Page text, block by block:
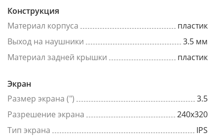
Конструкция
Материал корпуса
пластик
Выход на наушники
3.5 мм
Материал задней крышки
пластик
Экран
Размер экрана (")
3.5
Разрешение экрана
240x320
Тип экрана
IPS